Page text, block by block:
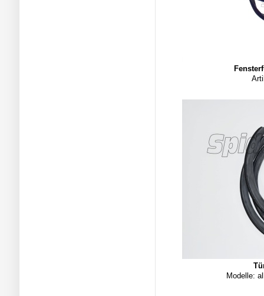
Modelle: